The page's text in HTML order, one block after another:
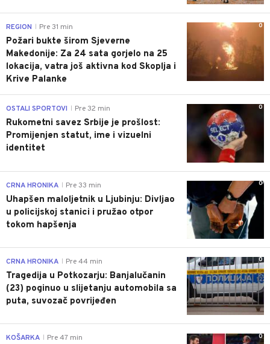
0
REGION Pre 31 min
Požari bukte širom Sjeverne
Makedonije: Za 24 sata gorjelo na 25
lokacija, vatra još aktivna kod Skoplja i
Krive Palanke
0
OSTALI SPORTOVI Pre 32 min
Rukometni savez Srbije je prošlost:
Promijenjen statut, ime i vizuelni
identitet
0
CRNA HRONIKA Pre 33 min
Uhapšen maloljetnik u Ljubinju: Divljao
u policijskoj stanici i pružao otpor
tokom hapšenja
0
CRNA HRONIKA Pre 44 min
Tragedija u Potkozarju: Banjalučanin
(23) poginuo u slijetanju automobila sa
puta, suvozač povrijeđen
0
KOŠARKA Pre 47 min